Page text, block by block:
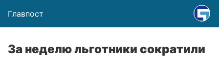
Главпост
За неделю льготники сократили